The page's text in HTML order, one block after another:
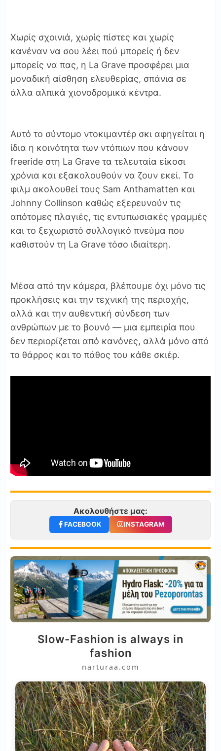
Χωρίς σχοινιά, χωρίς πίστες και χωρίς
κανέναν να σου λέει πού μπορείς ή δεν
μπορείς να πας, η La Grave προσφέρει μια
μοναδική αίσθηση ελευθερίας, σπάνια σε
άλλα αλπικά χιονοδρομικά κέντρα.
Αυτό το σύντομο ντοκιμαντέρ σκι αφηγείται η
ίδια η κοινότητα των ντόπιων που κάνουν
freeride στη La Grave τα τελευταία είκοσι
χρόνια και εξακολουθούν να ζουν εκεί. Το
φιλμ ακολουθεί τους Sam Anthamatten και
Johnny Collinson καθώς εξερευνούν τις
απότομες πλαγιές, τις εντυπωσιακές γραμμές
και το ξεχωριστό συλλογικό πνεύμα που
καθιστούν τη La Grave τόσο ιδιαίτερη.
Μέσα από την κάμερα, βλέπουμε όχι μόνο τις
προκλήσεις και την τεχνική της περιοχής,
αλλά και την αυθεντική σύνδεση των
ανθρώπων με το βουνό — μια εμπειρία που
δεν περιορίζεται από κανόνες, αλλά μόνο από
το θάρρος και το πάθος του κάθε σκιέρ.
Ακολουθήστε μας:
FACEBOOK INSTAGRAM
Slow-Fashion is always in
fashion
narturaa.com